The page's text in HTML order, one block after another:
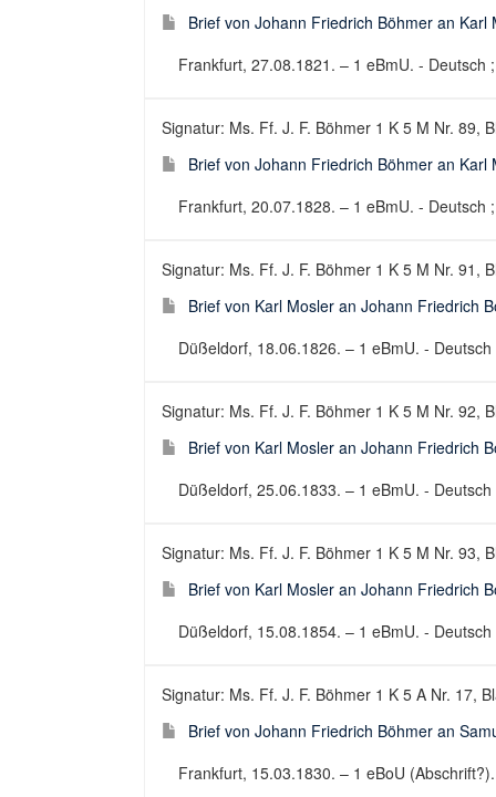
Brief von Johann Friedrich Böhmer an Karl
Frankfurt, 27.08.1821. – 1 eBmU. - Deutsch
Signatur: Ms. Ff. J. F. Böhmer 1 K 5 M Nr. 89,
Brief von Johann Friedrich Böhmer an Karl
Frankfurt, 20.07.1828. – 1 eBmU. - Deutsch
Signatur: Ms. Ff. J. F. Böhmer 1 K 5 M Nr. 91,
Brief von Karl Mosler an Johann Friedrich
Düßeldorf, 18.06.1826. – 1 eBmU. -
Signatur: Ms. Ff. J. F. Böhmer 1 K 5 M Nr. 92,
Brief von Karl Mosler an Johann Friedrich
Düßeldorf, 25.06.1833. – 1 eBmU. -
Signatur: Ms. Ff. J. F. Böhmer 1 K 5 M Nr. 93,
Brief von Karl Mosler an Johann Friedrich
Düßeldorf, 15.08.1854. – 1 eBmU. -
Signatur: Ms. Ff. J. F. Böhmer 1 K 5 A Nr. 17,
Brief von Johann Friedrich Böhmer an
Frankfurt, 15.03.1830. – 1 eBoU